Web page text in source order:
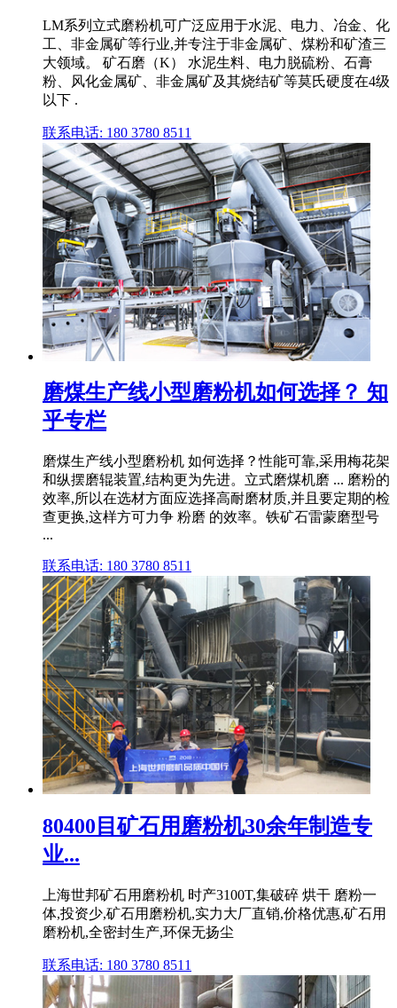
LM系列立式磨粉机可广泛应用于水泥、电力、冶金、化
工、非金属矿等行业,并专注于非金属矿、煤粉和矿渣三
大领域。 矿石磨（K） 水泥生料、电力脱硫粉、石膏
粉、风化金属矿、非金属矿及其烧结矿等莫氏硬度在4级
以下 .
联系电话: 180 3780 8511
磨煤生产线小型磨粉机如何选择？ 知
乎专栏
磨煤生产线小型磨粉机 如何选择？性能可靠,采用梅花架
和纵摆磨辊装置,结构更为先进。立式磨煤机磨 ... 磨粉的
效率,所以在选材方面应选择高耐磨材质,并且要定期的检
查更换,这样方可力争 粉磨 的效率。铁矿石雷蒙磨型号
...
联系电话: 180 3780 8511
80400目矿石用磨粉机30余年制造专
业...
上海世邦矿石用磨粉机 时产3100T,集破碎 烘干 磨粉一
体,投资少,矿石用磨粉机,实力大厂直销,价格优惠,矿石用
磨粉机,全密封生产,环保无扬尘
联系电话: 180 3780 8511